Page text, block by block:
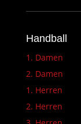
Handball
1. Damen
2. Damen
1. Herren
2. Herren